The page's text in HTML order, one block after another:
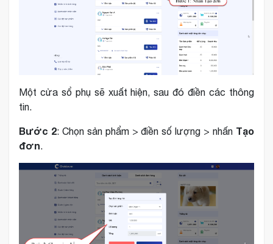
Một cửa sổ phụ sẽ xuất hiện, sau đó điền các thông
tin.
Bước 2: Chọn sản phẩm > điền số lượng > nhấn Tạo
đơn.